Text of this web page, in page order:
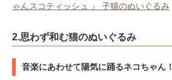
ゃんスコティッシュ 』 子猫のぬいぐるみ
2.思わず和む猫のぬいぐるみ
音楽にあわせて陽気に踊るネコちゃん！